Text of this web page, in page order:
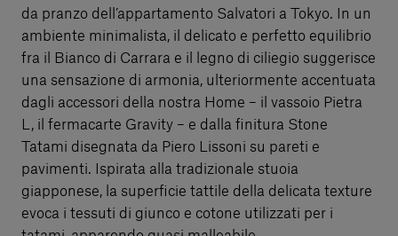
da pranzo dell’appartamento Salvatori a Tokyo. In un
ambiente minimalista, il delicato e perfetto equilibrio
fra il Bianco di Carrara e il legno di ciliegio suggerisce
una sensazione di armonia, ulteriormente accentuata
dagli accessori della nostra Home – il vassoio Pietra
L, il fermacarte Gravity – e dalla finitura Stone
Tatami disegnata da Piero Lissoni su pareti e
pavimenti. Ispirata alla tradizionale stuoia
giapponese, la superficie tattile della delicata texture
evoca i tessuti di giunco e cotone utilizzati per i